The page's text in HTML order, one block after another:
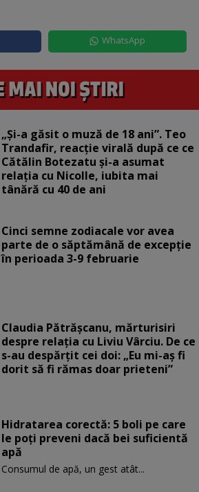
WhatsApp
„Și-a găsit o muză de 18 ani”. Teo
Trandafir, reacție virală după ce ce
Cătălin Botezatu și-a asumat
relația cu Nicolle, iubita mai
tânără cu 40 de ani
Cinci semne zodiacale vor avea
parte de o săptămână de excepție
în perioada 3-9 februarie
Claudia Pătrășcanu, mărturisiri
despre relația cu Liviu Vârciu. De ce
s-au despărțit cei doi: „Eu mi-aș fi
dorit să fi rămas doar prieteni”
Hidratarea corectă: 5 boli pe care
le poți preveni dacă bei suficientă
apă
Consumul de apă, un gest atât...